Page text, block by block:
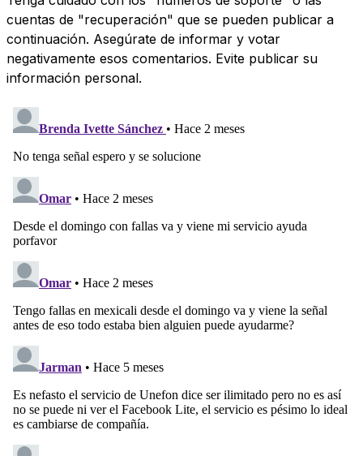
cuentas de "recuperación" que se pueden publicar a
continuación. Asegúrate de informar y votar
negativamente esos comentarios. Evite publicar su
información personal.